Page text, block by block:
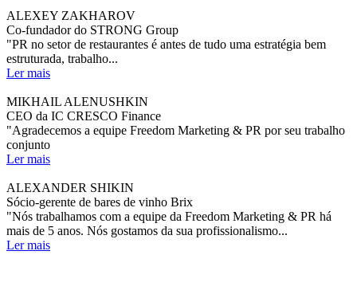
ALEXEY ZAKHAROV
Co-fundador do STRONG Group
"PR no setor de restaurantes é antes de tudo uma estratégia bem
estruturada, trabalho...
Ler mais
MIKHAIL ALENUSHKIN
CEO da IC CRESCO Finance
"Agradecemos a equipe Freedom Marketing & PR por seu trabalho
conjunto
Ler mais
ALEXANDER SHIKIN
Sócio-gerente de bares de vinho Brix
"Nós trabalhamos com a equipe da Freedom Marketing & PR há
mais de 5 anos. Nós gostamos da sua profissionalismo...
Ler mais